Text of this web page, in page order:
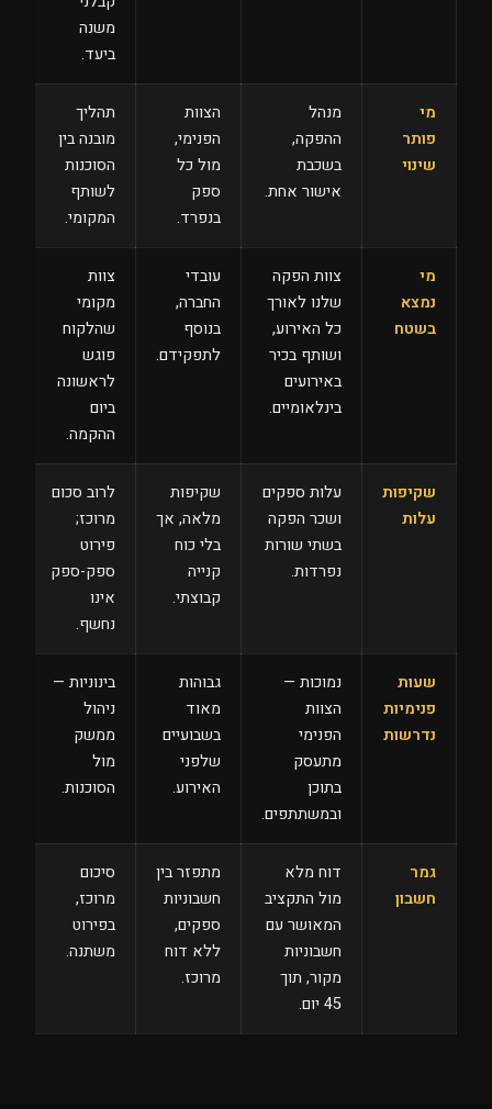
משנה
ביעד.
מי
פותר
שינוי
מנהל
ההפקה,
בשכבת
אישור אחת.
הצוות
הפנימי,
מול כל
ספק
בנפרד.
תהליך
מובנה בין
הסוכנות
לשותף
המקומי.
מי
נמצא
בשטח
צוות הפקה
שלנו לאורך
כל האירוע,
ושותף בכיר
באירועים
בינלאומיים.
עובדי
החברה,
בנוסף
לתפקידם.
צוות
מקומי
שהלקוח
פוגש
לראשונה
ביום
ההקמה.
שקיפות
עלות
עלות ספקים
ושכר הפקה
בשתי שורות
נפרדות.
שקיפות
מלאה, אך
בלי כוח
קנייה
קבוצתי.
לרוב סכום
מרוכז;
פירוט
ספק-ספק
אינו
נחשף.
שעות
פנימיות
נדרשות
נמוכות —
הצוות
הפנימי
מתעסק
בתוכן
ובמשתתפים.
גבוהות
מאוד
בשבועיים
שלפני
האירוע.
בינוניות —
ניהול
ממשק
מול
הסוכנות.
גמר
חשבון
דוח מלא
מול התקציב
המאושר עם
חשבוניות
מקור, תוך
45 יום.
מתפזר בין
חשבוניות
ספקים,
ללא דוח
מרוכז.
סיכום
מרוכז,
בפירוט
משתנה.